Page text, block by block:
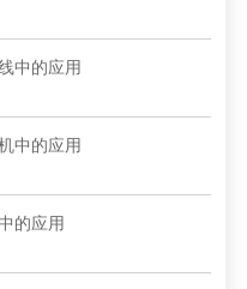
中的应用
中的应用
的应用